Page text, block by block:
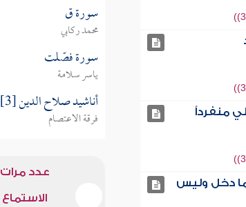
منفرداً
دخل وليس
سورة ق
محمد ركابي
سورة فصّلت
ياسر سلامة
أناشيد صلاح الدين [3]
فرقة الاعتصام
عدد مرات
الاستماع